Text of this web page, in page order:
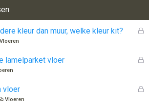
G
n
kleur dan muur, welke kleur kit?
Vloeren
G
lamelparket vloer
G
vloer
Vloeren